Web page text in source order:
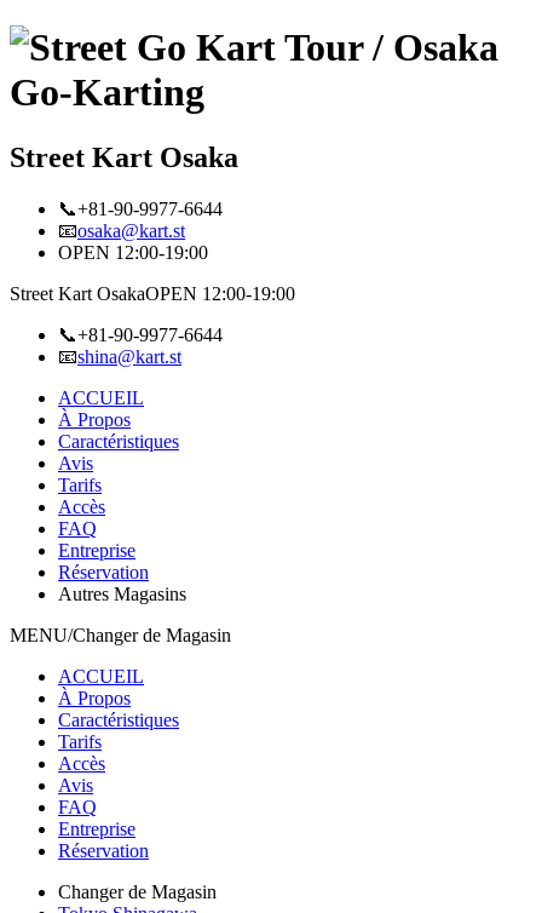
Street Kart Osaka
📞+81-90-9977-6644
📧osaka@kart.st
OPEN 12:00-19:00
Street Kart OsakaOPEN 12:00-19:00
📞+81-90-9977-6644
📧shina@kart.st
ACCUEIL
À Propos
Caractéristiques
Avis
Tarifs
Accès
FAQ
Entreprise
Réservation
Autres Magasins
MENU/Changer de Magasin
ACCUEIL
À Propos
Caractéristiques
Tarifs
Accès
Avis
FAQ
Entreprise
Réservation
Changer de Magasin